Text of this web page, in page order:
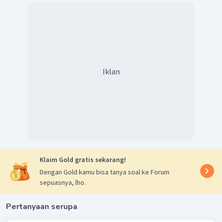
Iklan
Klaim Gold gratis sekarang!
Dengan Gold kamu bisa tanya soal ke Forum
sepuasnya, lho.
Pertanyaan serupa